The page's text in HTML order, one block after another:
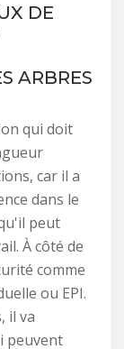
DE
ARBRES
qui doit
car il a
dans le
peut
À côté de
comme
ou EPI.
il va
peuvent